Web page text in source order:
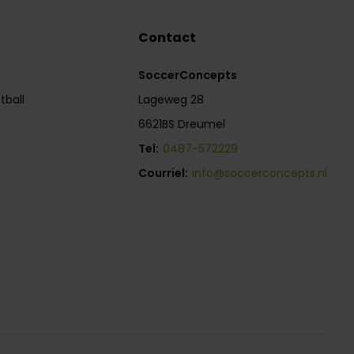
Contact
SoccerConcepts
Lageweg 28
6621BS Dreumel
Tel: 0487-572229
Courriel: info@soccerconcepts.nl